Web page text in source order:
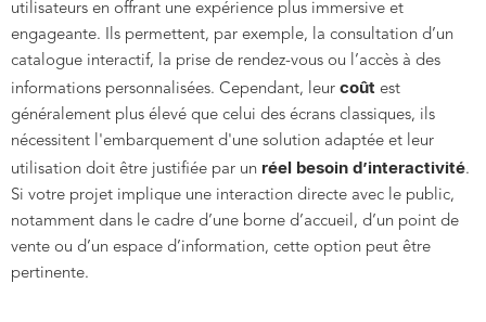
utilisateurs en offrant une expérience plus immersive et
engageante. Ils permettent, par exemple, la consultation d’un
catalogue interactif, la prise de rendez-vous ou l’accès à des
informations personnalisées. Cependant, leur coût est
généralement plus élevé que celui des écrans classiques, ils
nécessitent l'embarquement d'une solution adaptée et leur
utilisation doit être justifiée par un réel besoin d’interactivité.
Si votre projet implique une interaction directe avec le public,
notamment dans le cadre d’une borne d’accueil, d’un point de
vente ou d’un espace d’information, cette option peut être
pertinente.